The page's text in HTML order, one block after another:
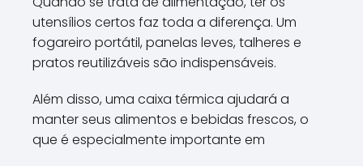
utensílios certos faz toda a diferença. Um
fogareiro portátil, panelas leves, talheres e
pratos reutilizáveis são indispensáveis.
Além disso, uma caixa térmica ajudará a
manter seus alimentos e bebidas frescos, o
que é especialmente importante em